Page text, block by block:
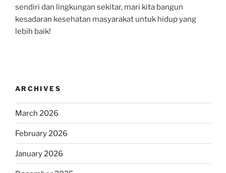
sendiri dan lingkungan sekitar, mari kita bangun
kesadaran kesehatan masyarakat untuk hidup yang
lebih baik!
ARCHIVES
March 2026
February 2026
January 2026